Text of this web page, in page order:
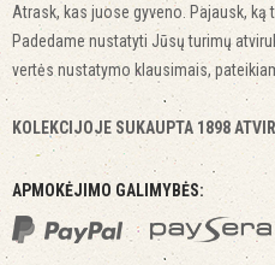
Atrask, kas juose gyveno. Pajausk, ką
Padedame nustatyti Jūsų turimų
vertės nustatymo klausimais,
KOLEKCIJOJE SUKAUPTA 1898
APMOKĖJIMO GALIMYBĖS: